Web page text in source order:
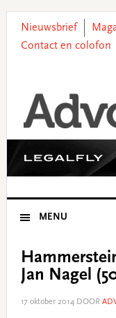
primary
main
primary
footer
Nieuwsbrief
Contact en colofon
MENU
Jan Nagel
17 oktober 2014DOOR